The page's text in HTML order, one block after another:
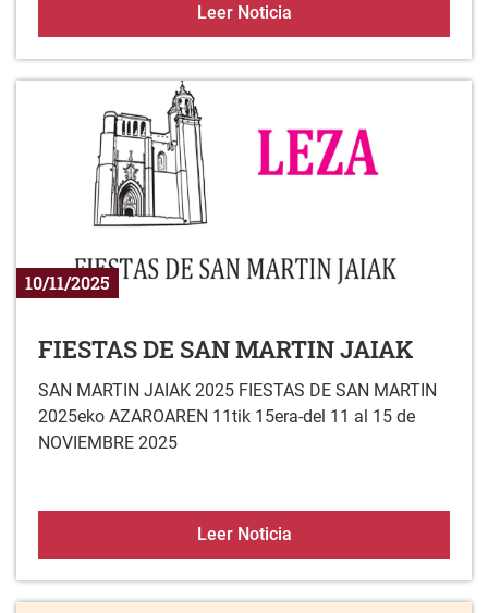
Leer NoticiaTALLER DE MEMORIA
10/11/2025
FIESTAS DE SAN MARTIN JAIAK
SAN MARTIN JAIAK 2025 FIESTAS DE SAN MARTIN
2025eko AZAROAREN 11tik 15era-del 11 al 15 de
NOVIEMBRE 2025
Leer NoticiaFIESTAS DE SAN